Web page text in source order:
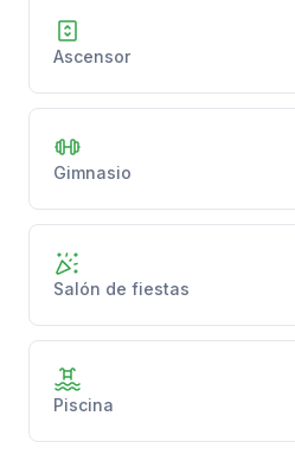
Ascensor
Gimnasio
Salón de fiestas
Piscina